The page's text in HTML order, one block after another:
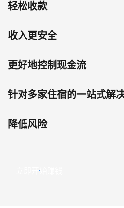
轻松收款
收入更安全
更好地控制现金流
针对多家住宿的一站式解
降低风险
立即开始赚钱